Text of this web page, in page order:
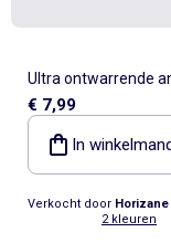
Ultra ontwarrende
haarborstel
€ 7,99
In
Verkocht door
2 kleuren